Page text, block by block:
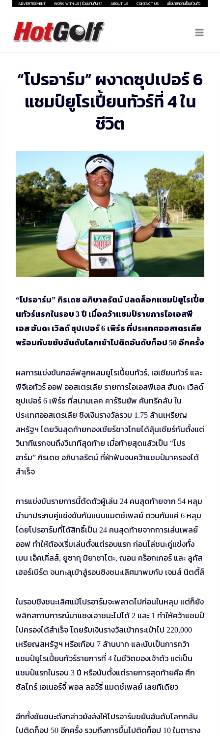
Skip
content
ADVERTISEMENT WORK WITH US | ร่วมงานกับเรา ABOUT US CONTACT US นโยบายความเป็นส่วนตัว
“โปรอาร์ม” ผงาดซุปเปอร์ 6
แชมป์ยูโรเปี้ยนทัวร์ที่ 4 ใน
ชีวิต
“โปรอาร์ม” กิรเดช อภิบาลรัตน์ ปลดล็อกแชมป์ยูโรเปี้ย
นทัวร์แรกในรอบ 3ปี เมื่อคว้าแชมป์รายการไอเอสพี
เอส ฮันดะ เวิลด์ ซุปเปอร์6 เพิร์ธ ที่ประเทศออสเตรเลีย
พร้อมกับขยับอันดับโลกเข้าไปติดอันดับท็อป 50 อีกครั้ง
ผลการแข่งขันกอล์ฟลูกผสมยูโรเปี้ยนทัวร์, เอเชียนทัวร์ และ
พีจีเอทัวร์ ออฟ ออสเตรเลีย รายการไอเอสพีเอส ฮันดะ เวิลด์
ซุปเปอร์ 6 เพิร์ธ ที่สนามเลค คาร์รินยัพ คันทรีคลับ ใน
ประเทศออสเตรเลีย ชิงเงินรางวัลรวม 1.75 ล้านเหรียญ
สหรัฐฯ โดยวันสุดท้ายกองเชียร์ชาวไทยได้ลุ้นเชียร์กันตั้งแต่
วินาทีแรกจนถึงวินาทีสุดท้าย เมื่อท้ายสุดแล้วเป็น “โปร
อาร์ม” กิรเดช อภิบาลรัตน์ ที่ฝ่าฟันจนคว้าแชมป์มาครองได้
สำเร็จ
การแข่งขันรายการนี้ตัดตัวผู้เล่น 24 คนสุดท้ายจาก 54 หลุม
นำมาประกบคู่แข่งขันกันแบบแมตช์เพลย์ ดวนกันแค่ 6 หลุม
โดยโปรอาร์มที่ได้สิทธิ์เป็น 24 คนสุดท้ายจากการเล่นเพลย์
ออฟ ทำให้ต้องเริ่มเล่นตั้งแต่รอบแรก ก่อนไล่ชนะคู่แข่งทั้ง
เบน เอ็คเคิ่ลส์, ยูซากุ มิยาซาโตะ, ฌอน คร็อกเกอร์ และ ลูคัส
เฮอร์เบิร์ต จนทะลุเข้าสู่รอบชิงชนะเลิศมาพบกับ เจมส์ นิตตี้ส์
ในรอบชิงชนะเลิศแม้โปรอาร์มจะพลาดไปก่อนในหลุม แต่ก็ยัง
พลิกสถานการณ์มาแซงเอาชนะไปได้ 2 และ 1 ทำให้คว้าแชมป์
ไปครองได้สำเร็จ โดยรับเงินรางวัลเข้ากระเป๋าไป 220,000
เหรียญสหรัฐฯ หรือเกือบ 7 ล้านบาท และนับเป็นการคว้า
แชมป์ยูโรเปี้ยนทัวร์รายการที่ 4 ในชีวิตของเจ้าตัว แต่เป็น
แชมป์แรกในรอบ 3 ปี หรือนับตั้งแต่รายการสุดท้ายคือ ศึก
ซัลไทร์ เอเนอร์จี้ พอล ลอว์รี่ แมตช์เพลย์ เลยทีเดียว
อีกทั้งชัยชนะดังกล่าวยังส่งให้โปรอาร์มขยับอันดับโลกกลับ
ไปติดท็อป 50 อีกครั้ง รวมถึงการขึ้นไปติดท็อป 10 ในตาราง